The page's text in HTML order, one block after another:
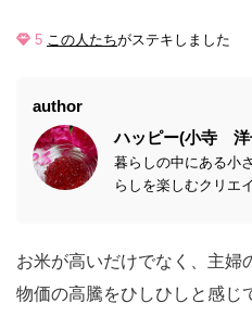
5 この人たちがステキしました
author
ハッピー(小寺 洋
暮らしの中にある小
らしを楽しむクリエ
お米が高いだけでなく、主婦
物価の高騰をひしひしと感じ